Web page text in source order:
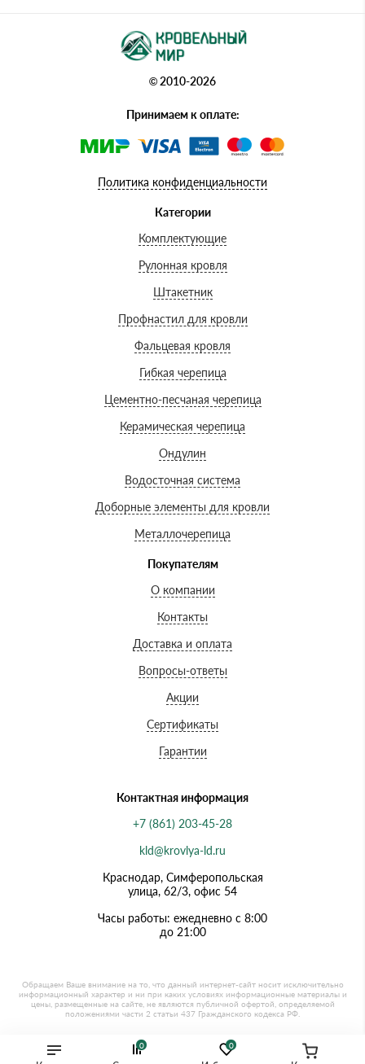
0
0
© 2010-2026
Принимаем к оплате:
Политика конфиденциальности
Категории
Комплектующие
Рулонная кровля
Штакетник
Профнастил для кровли
Фальцевая кровля
Гибкая черепица
Цементно-песчаная черепица
Керамическая черепица
Ондулин
Водосточная система
Доборные элементы для кровли
Металлочерепица
Покупателям
О компании
Контакты
Доставка и оплата
Вопросы-ответы
Акции
Сертификаты
Гарантии
Контактная информация
+7 (861) 203-45-28
kld@krovlya-ld.ru
Краснодар, Симферопольская
улица, 62/3, офис 54
Часы работы: ежедневно с 8:00
до 21:00